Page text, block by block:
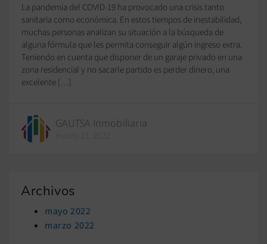
La pandemia del COVID-19 ha provocado una crisis tanto
sanitaria como económica. En estos tiempos de inestabilidad,
muchas personas analizan su situación a la búsqueda de
alguna fórmula que les permita conseguir algún ingreso extra.
Teniendo en cuenta que disponer de un garaje privado en una
zona residencial y no sacarle partido es perder dinero, una
excelente […]
GAUTSA Inmobiliaria
Archivos
mayo 2022
marzo 2022